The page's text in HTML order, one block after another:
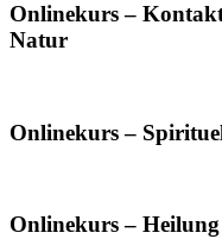
Onlinekurs –
Natur
Onlinekurs –
Onlinekurs –